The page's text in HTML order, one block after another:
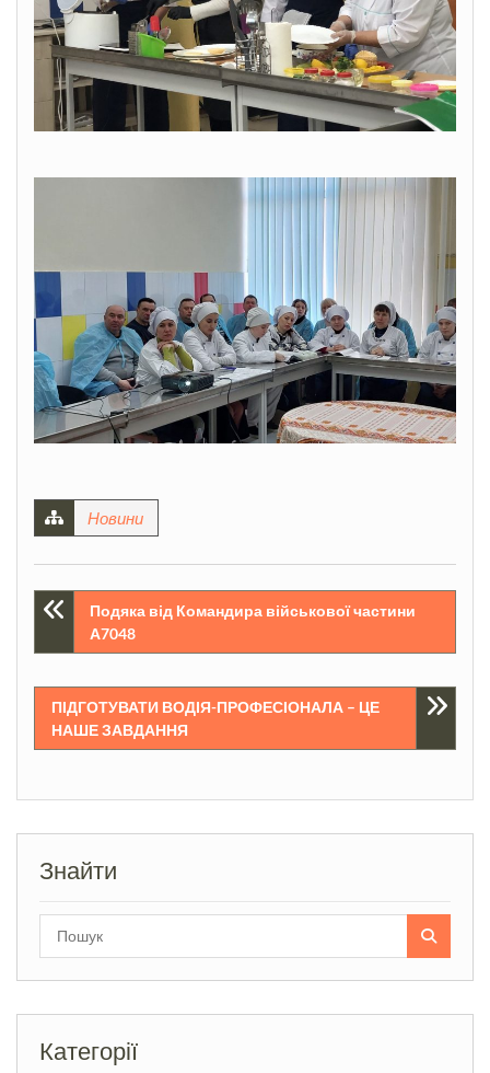
Новини
Навігація
записів
Подяка від Командира військової частини
А7048
ПІДГОТУВАТИ ВОДІЯ-ПРОФЕСІОНАЛА – ЦЕ
НАШЕ ЗАВДАННЯ
Знайти
Категорії